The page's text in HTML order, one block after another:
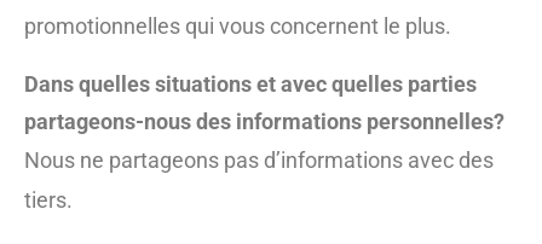
promotionnelles qui vous concernent le plus.
Dans quelles situations et avec quelles parties
partageons-nous des informations personnelles?
Nous ne partageons pas d’informations avec des
tiers.